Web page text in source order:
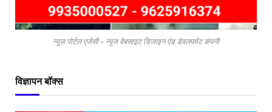
न्यूज़ पोर्टल एजेंसी – न्यूज वेबसाइट डिजाइन एंड डेवलपमेंट कंपनी
विज्ञापन बॉक्स